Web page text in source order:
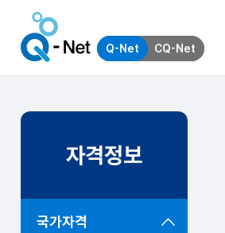
Q-Net CQ-Net
자격정보
국가자격